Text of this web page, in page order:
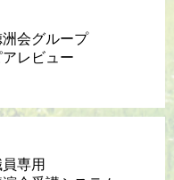
洲会グループ
アレビュー
専用